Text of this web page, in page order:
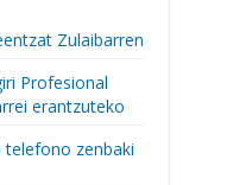
Zulaibarren
Profesional
erantzuteko
telefono zenbaki